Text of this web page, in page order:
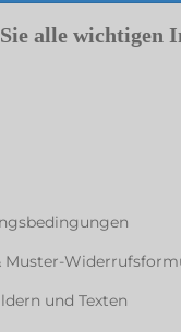
alle wichtigen
Muster-
und Texten